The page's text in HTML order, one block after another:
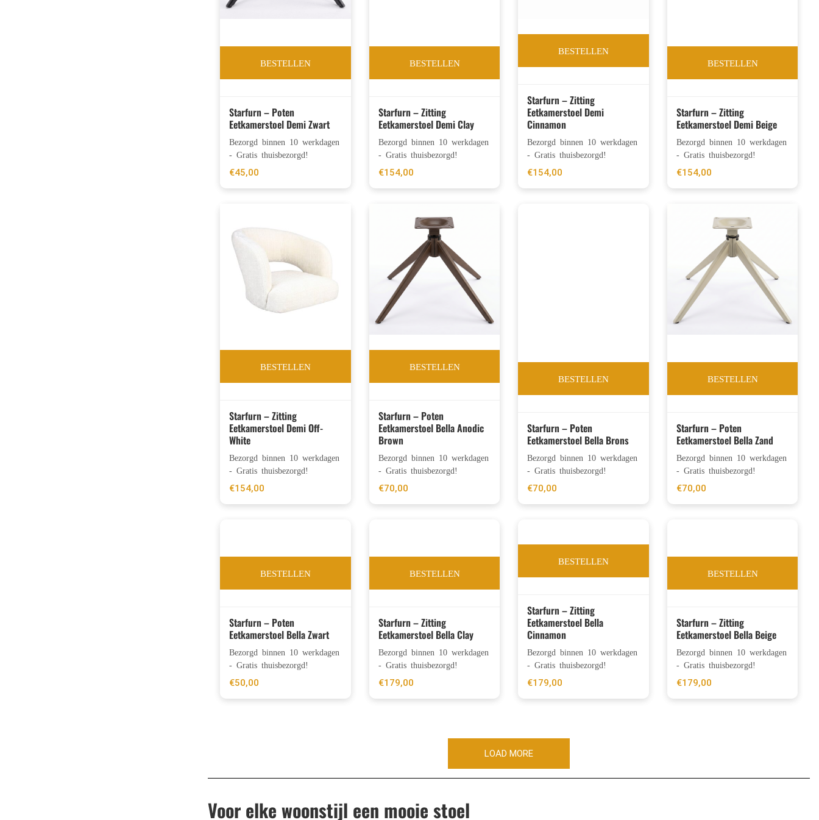
BESTELLEN
Starfurn – Poten
Eetkamerstoel Demi Zwart
Bezorgd binnen 10 werkdagen
- Gratis thuisbezorgd!
€45,00
BESTELLEN
Starfurn – Zitting
Eetkamerstoel Demi Clay
Bezorgd binnen 10 werkdagen
- Gratis thuisbezorgd!
€154,00
BESTELLEN
Starfurn – Zitting
Eetkamerstoel Demi
Cinnamon
Bezorgd binnen 10 werkdagen
- Gratis thuisbezorgd!
€154,00
BESTELLEN
Starfurn – Zitting
Eetkamerstoel Demi Beige
Bezorgd binnen 10 werkdagen
- Gratis thuisbezorgd!
€154,00
BESTELLEN
Starfurn – Zitting
Eetkamerstoel Demi Off-
White
Bezorgd binnen 10 werkdagen
- Gratis thuisbezorgd!
€154,00
BESTELLEN
Starfurn – Poten
Eetkamerstoel Bella Anodic
Brown
Bezorgd binnen 10 werkdagen
- Gratis thuisbezorgd!
€70,00
BESTELLEN
Starfurn – Poten
Eetkamerstoel Bella Brons
Bezorgd binnen 10 werkdagen
- Gratis thuisbezorgd!
€70,00
BESTELLEN
Starfurn – Poten
Eetkamerstoel Bella Zand
Bezorgd binnen 10 werkdagen
- Gratis thuisbezorgd!
€70,00
BESTELLEN
Starfurn – Poten
Eetkamerstoel Bella Zwart
Bezorgd binnen 10 werkdagen
- Gratis thuisbezorgd!
€50,00
BESTELLEN
Starfurn – Zitting
Eetkamerstoel Bella Clay
Bezorgd binnen 10 werkdagen
- Gratis thuisbezorgd!
€179,00
BESTELLEN
Starfurn – Zitting
Eetkamerstoel Bella
Cinnamon
Bezorgd binnen 10 werkdagen
- Gratis thuisbezorgd!
€179,00
BESTELLEN
Starfurn – Zitting
Eetkamerstoel Bella Beige
Bezorgd binnen 10 werkdagen
- Gratis thuisbezorgd!
€179,00
LOAD MORE
Voor elke woonstijl een mooie stoel